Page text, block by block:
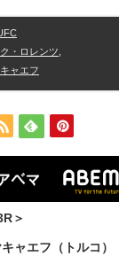
・ロレンツ
ャエフ
＞
ャエフ（トルコ）